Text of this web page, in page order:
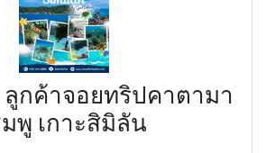
ลูกค้าจอยทริปคาตามา
พู เกาะสิมิลัน